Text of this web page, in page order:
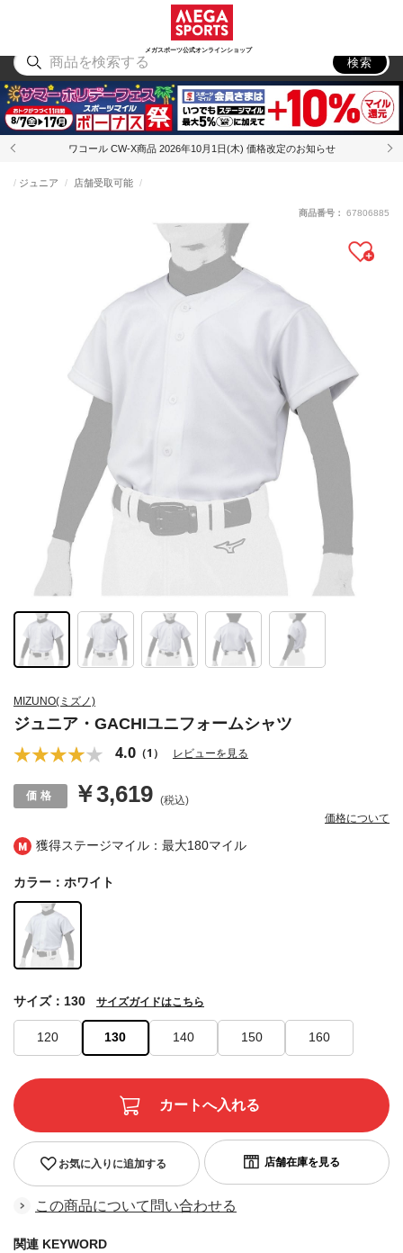
メガスポーツ公式オンラインショップ
アウトドア
検索
ワコール CW-X商品 2026年10月1日(木) 価格改定のお知らせ
獲得ステージマイル：最大180マイル
MIZUNO(ミズノ)
ジュニア・GACHIユニフォームシャツ
4.0 （1） レビューを見る
ジュニア 店舗受取可能
￥3,619 (税込)
価格について
商品番号： 67806885
カラー：ホワイト
120 130 140 150 160
サイズ：130 サイズガイドはこちら
お気に入りに追加する
この商品について問い合わせる
関連 KEYWORD